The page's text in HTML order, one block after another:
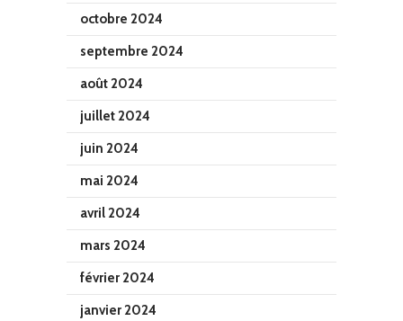
octobre 2024
septembre 2024
août 2024
juillet 2024
juin 2024
mai 2024
avril 2024
mars 2024
février 2024
janvier 2024